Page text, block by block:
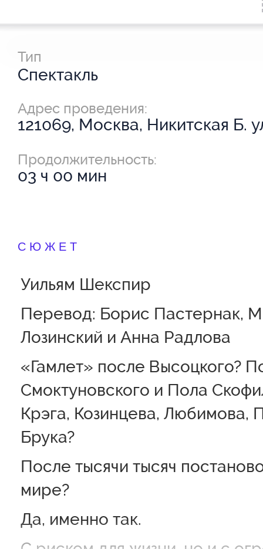
Тип
Спектакль
Адрес проведения:
121069, Москва, Никитская Б.
Продолжительность:
03 ч 00 мин
СЮЖЕТ
Уильям Шекспир
Перевод: Борис Пастернак,
Лозинский и Анна Радлова
«Гамлет» после Высоцкого?
Смоктуновского и Пола
Крэга, Козинцева, Любимова,
Брука?
После тысячи тысяч
мире?
Да, именно так.